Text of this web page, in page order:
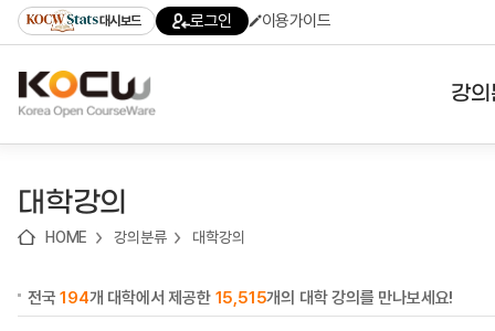
기
기
기
content)
가
대시보드 로그인 이용가이드
강
대학강의
HOME 강의분류 대학강의
전국194개 대학에서 제공한 15,515개의 대학 강의를 만나보세요!